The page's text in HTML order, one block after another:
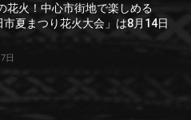
花火！中心市街地で楽しめる
市夏まつり花火大会」は8月14日
日